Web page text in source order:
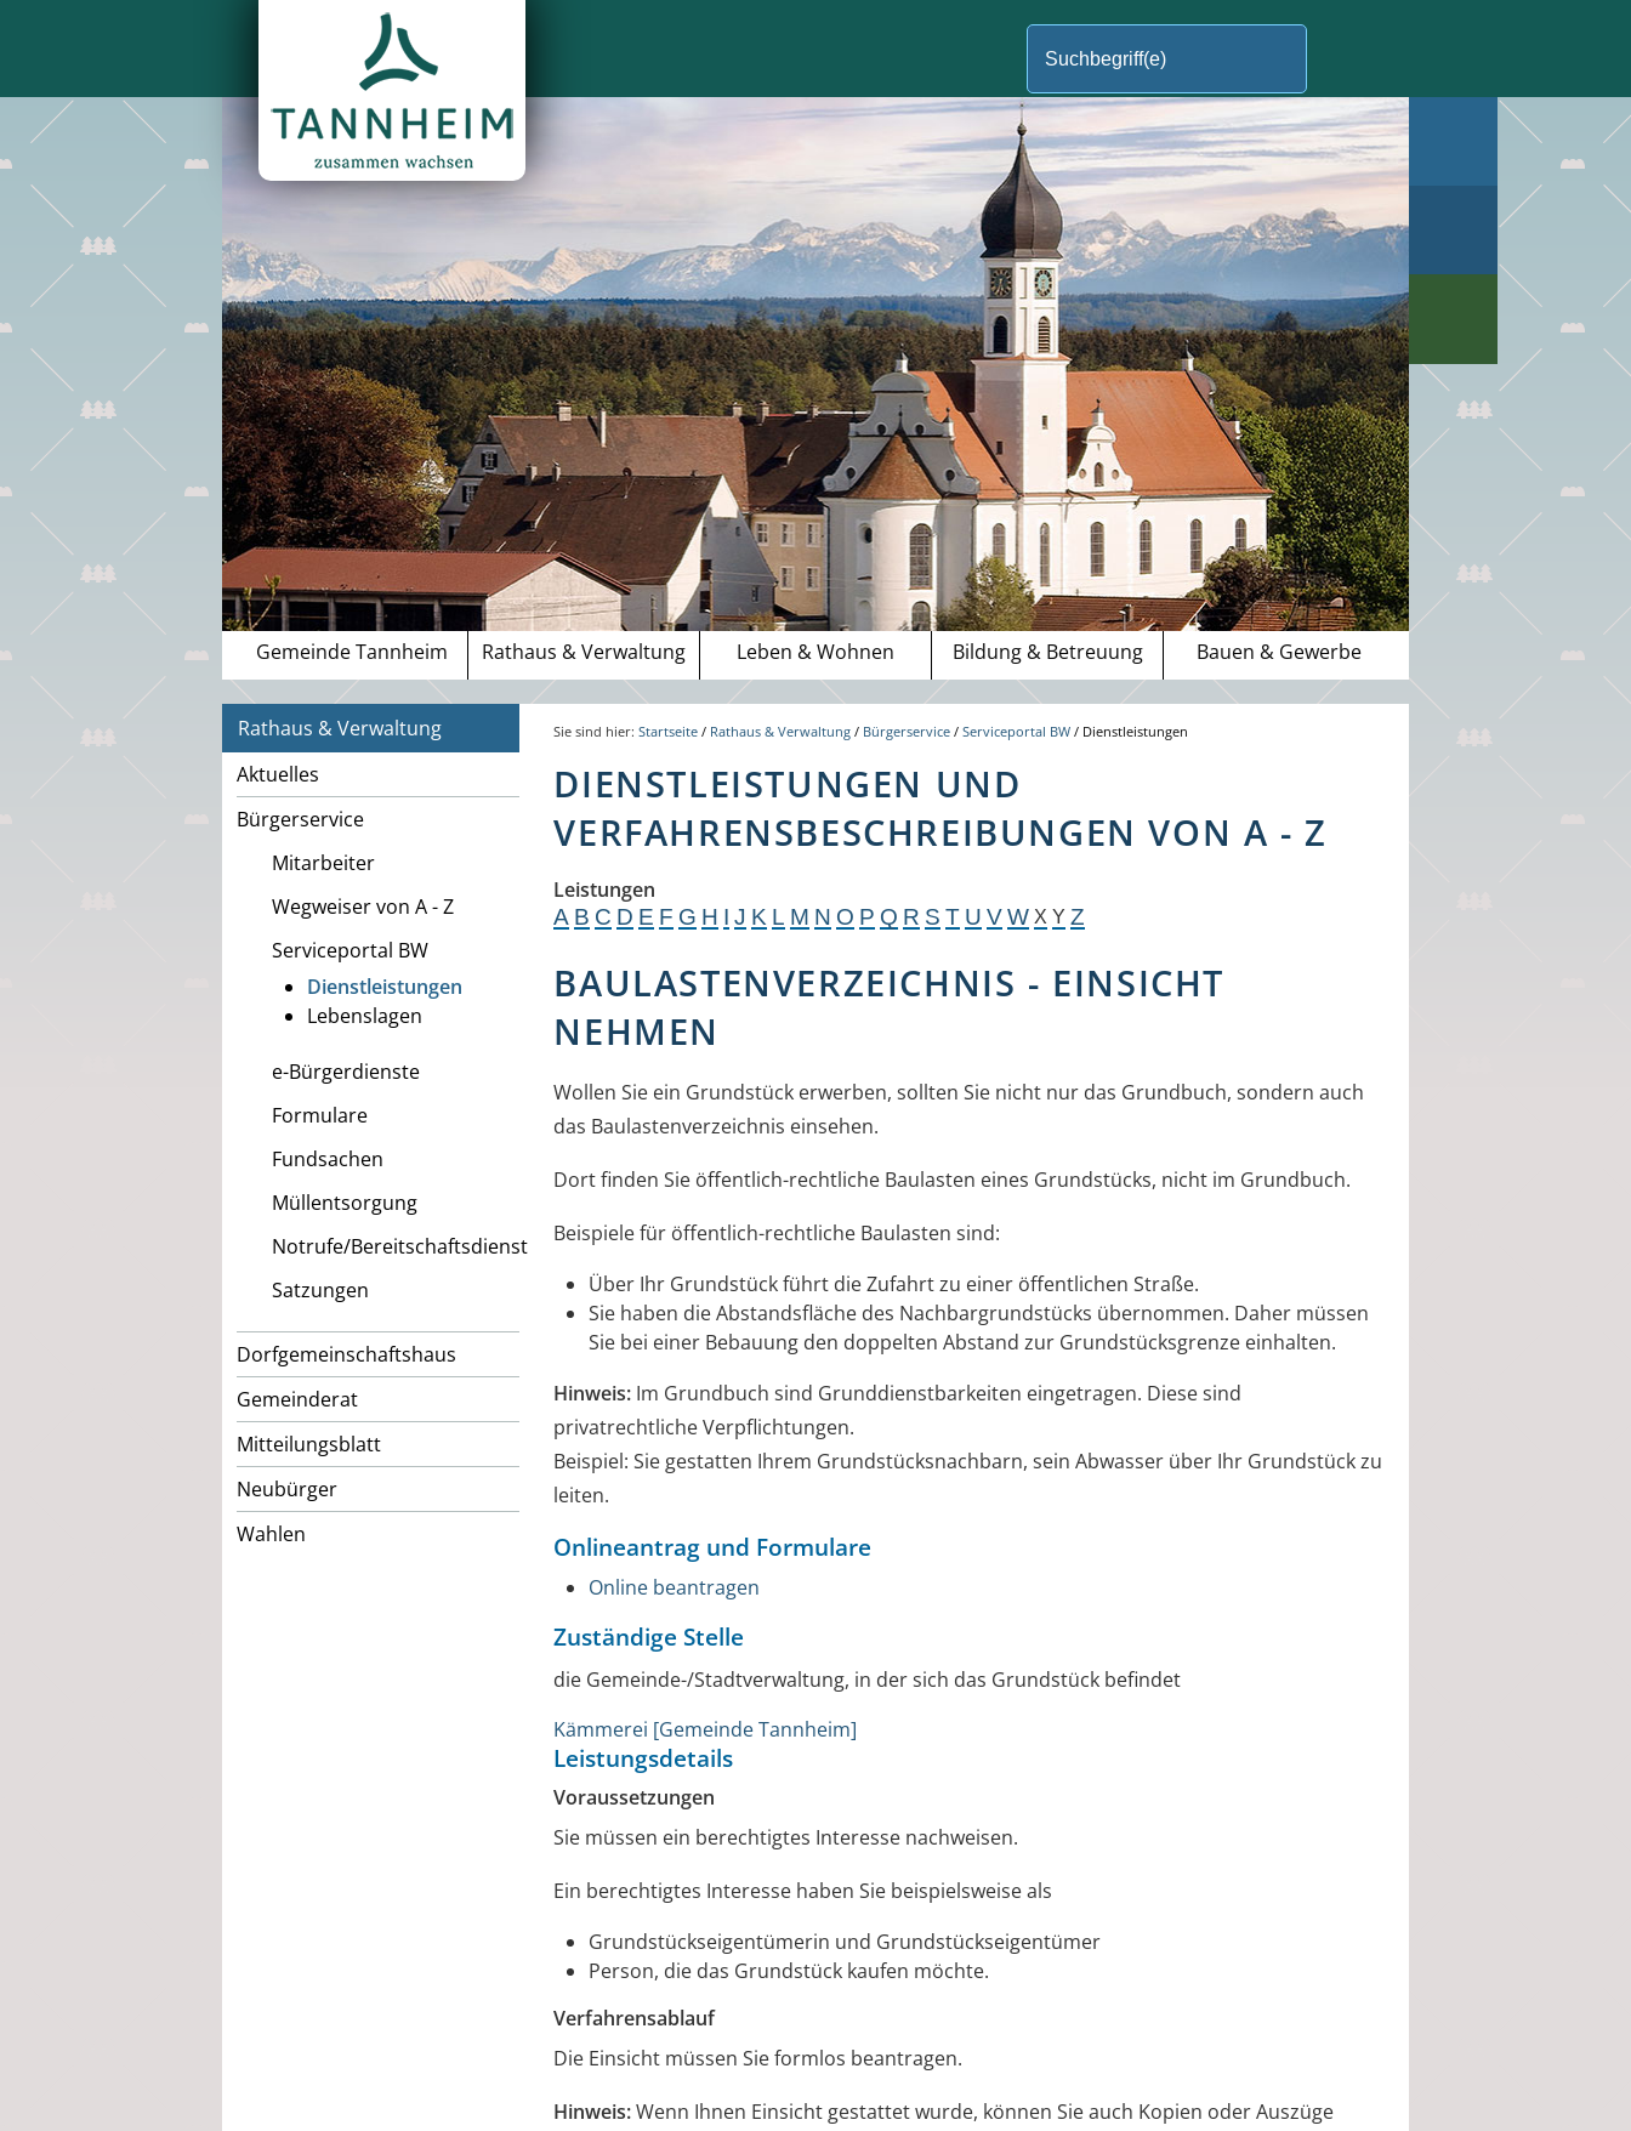
Gemeinde Tannheim Rathaus & Verwaltung Leben & Wohnen Bildung & Betreuung Bauen & Gewerbe
Rathaus & Verwaltung
Aktuelles
Bürgerservice
Mitarbeiter
Wegweiser von A - Z
Serviceportal BW
Dienstleistungen
Lebenslagen
e-Bürgerdienste
Formulare
Fundsachen
Müllentsorgung
Notrufe/Bereitschaftsdienst
Satzungen
Dorfgemeinschaftshaus
Gemeinderat
Mitteilungsblatt
Neubürger
Wahlen
Sie sind hier:Startseite / Rathaus & Verwaltung / Bürgerservice /Serviceportal BW / Dienstleistungen
DIENSTLEISTUNGEN UND
VERFAHRENSBESCHREIBUNGEN VON A - Z
Leistungen
A B C D E F G H I J K L M N O P Q R S T U V W X Y Z
BAULASTENVERZEICHNIS - EINSICHT
NEHMEN
Wollen Sie ein Grundstück erwerben, sollten Sie nicht nur das Grundbuch, sondern auch
das Baulastenverzeichnis einsehen.
Dort finden Sie öffentlich-rechtliche Baulasten eines Grundstücks, nicht im Grundbuch.
Beispiele für öffentlich-rechtliche Baulasten sind:
Über Ihr Grundstück führt die Zufahrt zu einer öffentlichen Straße.
Sie haben die Abstandsfläche des Nachbargrundstücks übernommen. Daher müssen
Sie bei einer Bebauung den doppelten Abstand zur Grundstücksgrenze einhalten.
Hinweis: Im Grundbuch sind Grunddienstbarkeiten eingetragen. Diese sind
privatrechtliche Verpflichtungen.
Beispiel: Sie gestatten Ihrem Grundstücksnachbarn, sein Abwasser über Ihr Grundstück zu
leiten.
Onlineantrag und Formulare
Online beantragen
Zuständige Stelle
die Gemeinde-/Stadtverwaltung, in der sich das Grundstück befindet
Kämmerei [Gemeinde Tannheim]
Leistungsdetails
Voraussetzungen
Sie müssen ein berechtigtes Interesse nachweisen.
Ein berechtigtes Interesse haben Sie beispielsweise als
Grundstückseigentümerin und Grundstückseigentümer
Person, die das Grundstück kaufen möchte.
Verfahrensablauf
Die Einsicht müssen Sie formlos beantragen.
Hinweis:Wenn Ihnen Einsicht gestattet wurde, können Sie auch Kopien oder Auszüge